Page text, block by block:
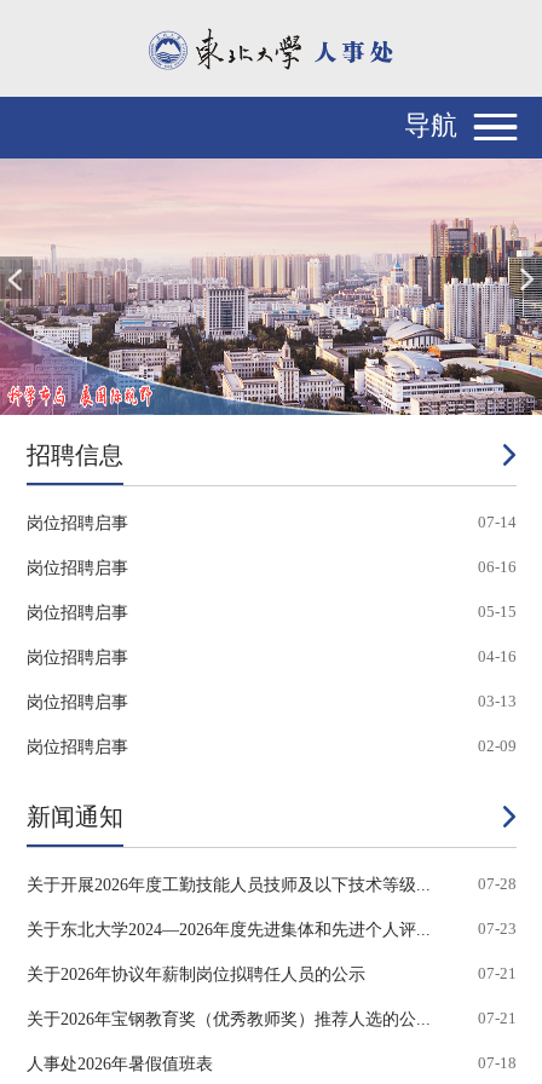
导航
招聘信息
岗位招聘启事 07-14
岗位招聘启事 06-16
岗位招聘启事 05-15
岗位招聘启事 04-16
岗位招聘启事 03-13
岗位招聘启事 02-09
新闻通知
关于开展2026年度工勤技能人员技师及以下技术等级... 07-28
关于东北大学2024—2026年度先进集体和先进个人评... 07-23
关于2026年协议年薪制岗位拟聘任人员的公示 07-21
关于2026年宝钢教育奖（优秀教师奖）推荐人选的公... 07-21
人事处2026年暑假值班表 07-18